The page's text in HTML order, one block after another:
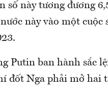
số này tương đương
này vào một
Putin ban hành sắc
đốt Nga phải mở hai